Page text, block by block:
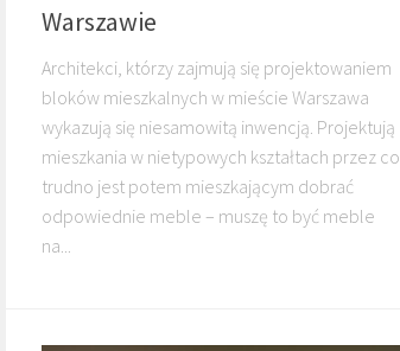
Warszawie
Architekci, którzy zajmują się projektowaniem
bloków mieszkalnych w mieście Warszawa
wykazują się niesamowitą inwencją. Projektują
mieszkania w nietypowych kształtach przez co
trudno jest potem mieszkającym dobrać
odpowiednie meble – muszę to być meble
na...